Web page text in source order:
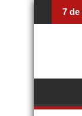
7 de